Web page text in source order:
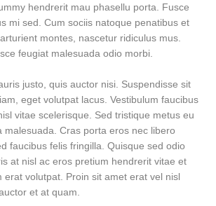
hendrerit mau phasellu porta. Fusce
mi sed. Cum sociis natoque penatibus et
montes, nascetur ridiculus mus.
feugiat malesuada odio morbi.
justo, quis auctor nisi. Suspendisse sit
eget volutpat lacus. Vestibulum faucibus
vitae scelerisque. Sed tristique metus eu
malesuada. Cras porta eros nec libero
faucibus felis fringilla. Quisque sed odio
at nisl ac eros pretium hendrerit vitae et
erat volutpat. Proin sit amet erat vel nisl
et at quam.